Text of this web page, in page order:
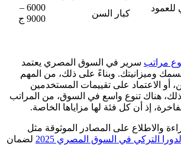
كبار السن
6000 –
9000 ج
مراتب سرير في السوق المصري يعتمد
وميزانيتك. وبناءً على ذلك، من المهم
أو الاعتماد على تقييمات المستخدمين
ذلك، هناك تنوع واسع في السوق، من المراتب
إذ أن كل فئة لها مزاياها الخاصة.
والاطلاع على المصادر الموثوقة مثل
التركي في السوق المصري 2025
لضمان